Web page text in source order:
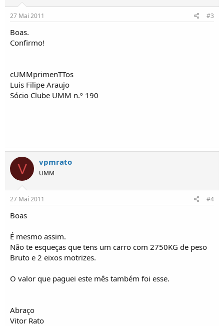
27 Mai 2011 #3
Boas.
Confirmo!
cUMMprimenTTos
Luis Filipe Araujo
Sócio Clube UMM n.º 190
V vpmrato
UMM
27 Mai 2011 #4
Boas
É mesmo assim.
Não te esqueças que tens um carro com 2750KG de peso
Bruto e 2 eixos motrizes.
O valor que paguei este mês também foi esse.
Abraço
Vitor Rato